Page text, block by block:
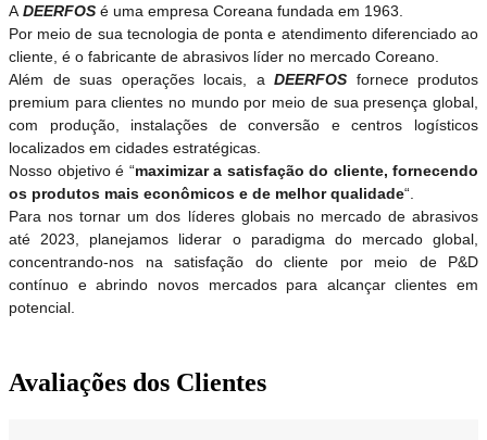
ADEERFOS é uma empresa Coreana fundada em 1963.
Por meio de sua tecnologia de ponta e atendimento diferenciado ao
cliente, é o fabricante de abrasivos líder no mercado Coreano.
Além de suas operações locais, a DEERFOS fornece produtos
premium para clientes no mundo por meio de sua presença global,
com produção, instalações de conversão e centros logísticos
localizados em cidades estratégicas.
Nosso objetivo é “maximizar a satisfação do cliente, fornecendo
os produtos mais econômicos e de melhor qualidade“.
Para nos tornar um dos líderes globais no mercado de abrasivos
até 2023, planejamos liderar o paradigma do mercado global,
concentrando-nos na satisfação do cliente por meio de P&D
contínuo e abrindo novos mercados para alcançar clientes em
potencial.
Avaliações dos Clientes